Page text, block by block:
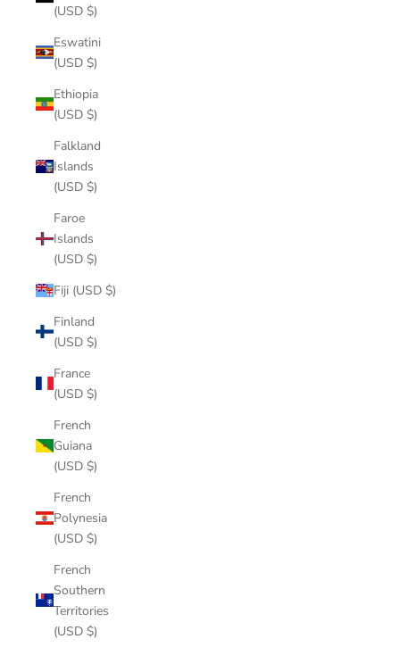
(USD $)
Eswatini
(USD $)
Ethiopia
(USD $)
Falkland
Islands
(USD $)
Faroe
Islands
(USD $)
Fiji (USD $)
Finland
(USD $)
France
(USD $)
French
Guiana
(USD $)
French
Polynesia
(USD $)
French
Southern
Territories
(USD $)